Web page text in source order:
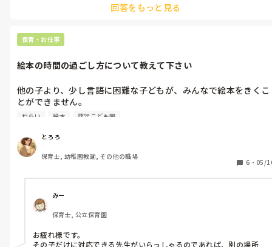
これだから、大人って勝手だわっていう言葉があるんですね。
自分がどう育ってきたからとか、こうなってほしいから以前に、
子どもの気持ちを考えて関わること、これって保育における最低限
子どもの気持ちを考える。
こんなの、保育者として最低レベルにやるべきことですよね。
食事だろうが生活だろうが同じ。
それから、食べ物の話をしてみたり、食材を知っていったり。
"無理強い"って言葉、嫌いだなぁ。
なんでそんな言葉が生まれたんだろう。
誰の意思？
そう、無理強いをする人の意思だけが許されているってこと。
だから、理不尽って言葉も生まれたんでしょうね。
せっかく見直されている世の中、保育なんだから、それをやろうと
する気持ちも大事ですね。
回答をもっと見る
保育・お仕事
絵本の時間の過ごし方について教えて下さい
他の子より、少し言語に困難な子どもが、みんなで絵本をきくこ
とができません。
多分、言葉が少し難しいのだと思います。指をなめたり、ふくの
絵本の方に目を向けるよう声をかけても、一瞬見るだけで、興味
を示しません。
横で個別に絵本の内容を説明するのも、違う気がするし、どのよ
アドバイスよろしくお願いします。
ねらい 絵本 認定こども園
とろろ
保育士, 幼稚園教諭, その他の職場
6 ・ 05/
みー
保育士, 公立保育園
お疲れ様です。
その子だけに対応できる先生がいらっしゃるのであれば、別の場所